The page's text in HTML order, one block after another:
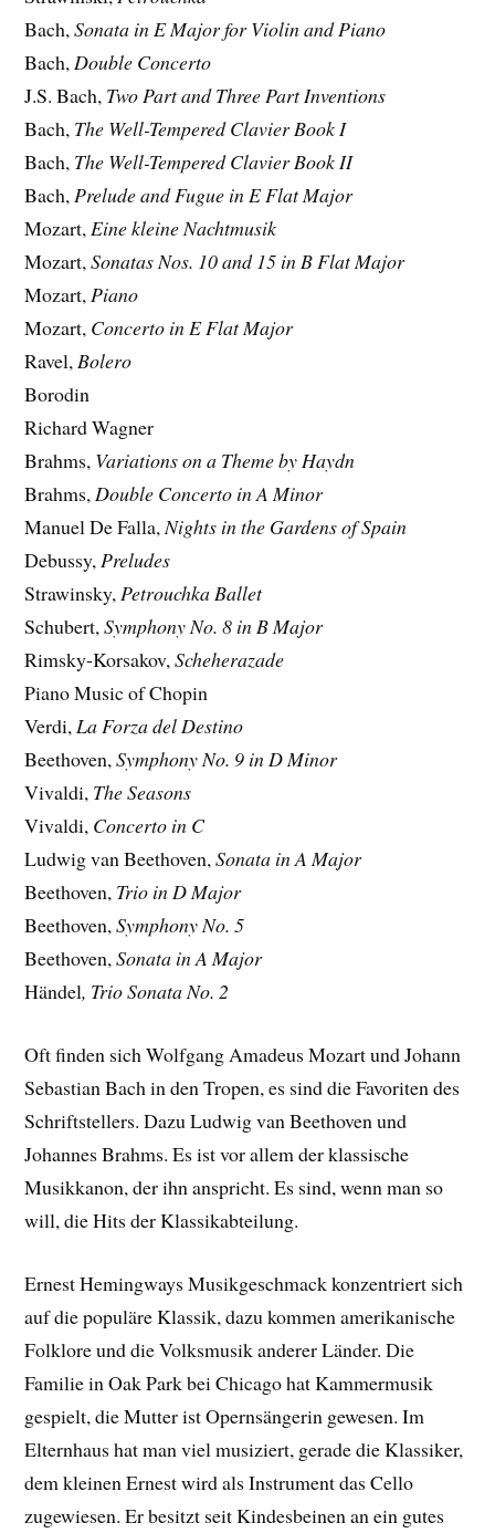
Bach,Sonata in E Major for Violin and Piano
Bach,Double Concerto
J.S. Bach, Two Part and Three Part Inventions
Bach, The Well-Tempered Clavier Book I
Bach, The Well-Tempered Clavier Book II
Bach,Prelude and Fugue in E Flat Major
Mozart,Eine kleine Nachtmusik
Mozart,Sonatas Nos. 10 and 15 in B Flat Major
Mozart,Piano
Mozart, Concerto in E Flat Major
Ravel,Bolero
Borodin
Richard Wagner
Brahms, Variations on a Theme by Haydn
Brahms,Double Concerto in A Minor
Manuel De Falla,Nights in the Gardens of Spain
Debussy,Preludes
Strawinsky,Petrouchka Ballet
Schubert,Symphony No. 8 in B Major
Rimsky-Korsakov,Scheherazade
Piano Music of Chopin
Verdi,La Forza del Destino
Beethoven,Symphony No. 9 in D Minor
Vivaldi, The Seasons
Vivaldi, Concerto in C
Ludwig van Beethoven,Sonata in A Major
Beethoven, Trio in D Major
Beethoven,Symphony No. 5
Beethoven,Sonata in A Major
Händel, Trio Sonata No. 2
Oft finden sich Wolfgang Amadeus Mozart und Johann
Sebastian Bach in den Tropen, es sind die Favoriten des
Schriftstellers. Dazu Ludwig van Beethoven und
Johannes Brahms. Es ist vor allem der klassische
Musikkanon, der ihn anspricht. Es sind, wenn man so
will, die Hits der Klassikabteilung.
Ernest Hemingways Musikgeschmack konzentriert sich
auf die populäre Klassik, dazu kommen amerikanische
Folklore und die Volksmusik anderer Länder. Die
Familie in Oak Park bei Chicago hat Kammermusik
gespielt, die Mutter ist Opernsängerin gewesen. Im
Elternhaus hat man viel musiziert, gerade die Klassiker,
dem kleinen Ernest wird als Instrument das Cello
zugewiesen. Er besitzt seit Kindesbeinen an ein gutes